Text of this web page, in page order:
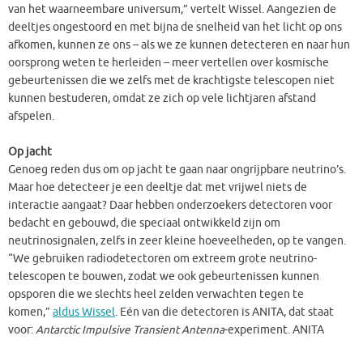
van het waarneembare universum,” vertelt Wissel. Aangezien de
deeltjes ongestoord en met bijna de snelheid van het licht op ons
afkomen, kunnen ze ons – als we ze kunnen detecteren en naar hun
oorsprong weten te herleiden – meer vertellen over kosmische
gebeurtenissen die we zelfs met de krachtigste telescopen niet
kunnen bestuderen, omdat ze zich op vele lichtjaren afstand
afspelen.
Op jacht
Genoeg reden dus om op jacht te gaan naar ongrijpbare neutrino’s.
Maar hoe detecteer je een deeltje dat met vrijwel niets de
interactie aangaat? Daar hebben onderzoekers detectoren voor
bedacht en gebouwd, die speciaal ontwikkeld zijn om
neutrinosignalen, zelfs in zeer kleine hoeveelheden, op te vangen.
“We gebruiken radiodetectoren om extreem grote neutrino-
telescopen te bouwen, zodat we ook gebeurtenissen kunnen
opsporen die we slechts heel zelden verwachten tegen te
komen,” aldus Wissel. Eén van die detectoren is ANITA, dat staat
voor:Antarctic Impulsive Transient Antenna-experiment. ANITA